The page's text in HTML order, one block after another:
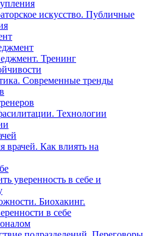
искусство. Публичные
Тренинг
Современные тренды
Технологии
врачей. Как влиять на
уверенность в себе и
Биохакинг.
в себе